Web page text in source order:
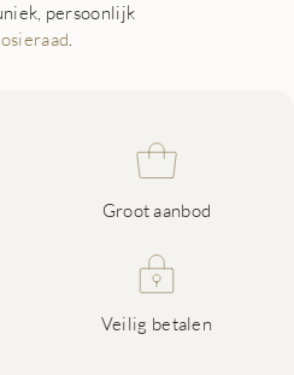
persoonlijk
Groot aanbod
Veilig betalen